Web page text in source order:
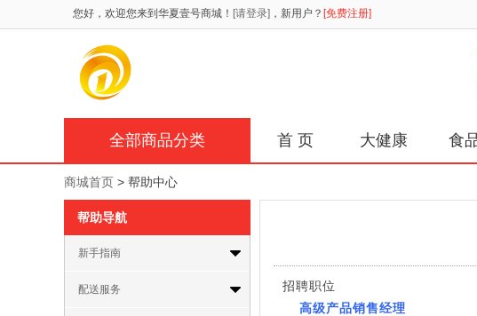
您好，欢迎您来到华夏壹号商城！ [请登录] ，新用户？ [免费注册]
全部商品分类 首 页 大健康 食
商城首页 > 帮助中心
帮助导航
新手指南
配送服务
招聘职位
高级产品销售经理